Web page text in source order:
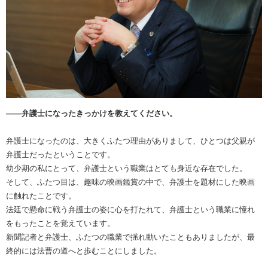
――弁護士になったきっかけを教えてください。
弁護士になったのは、大きくふたつ理由がありまして、ひとつは父親が
弁護士だったということです。
幼少期の私にとって、弁護士という職業はとても身近な存在でした。
そして、ふたつ目は、趣味の映画鑑賞の中で、弁護士を題材にした映画
に触れたことです。
法廷で懸命に戦う弁護士の姿に心を打たれて、弁護士という職業に憧れ
をもったことを覚えています。
新聞記者と弁護士、ふたつの職業で揺れ動いたこともありましたが、最
終的には法曹の道へと歩むことにしました。